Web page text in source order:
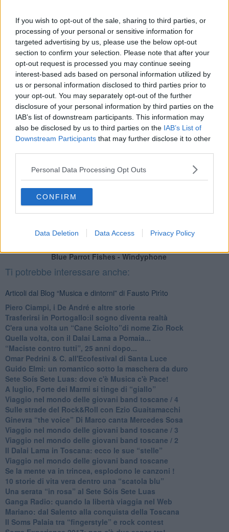
If you wish to opt-out of the sale, sharing to third parties, or
processing of your personal or sensitive information for
targeted advertising by us, please use the below opt-out
section to confirm your selection. Please note that after your
opt-out request is processed you may continue seeing
interest-based ads based on personal information utilized by
us or personal information disclosed to third parties prior to
your opt-out. You may separately opt-out of the further
disclosure of your personal information by third parties on the
IAB’s list of downstream participants. This information may
also be disclosed by us to third parties on the IAB’s List of
Downstream Participants that may further disclose it to other
Personal Data Processing Opt Outs
CONFIRM
Data Deletion Data Access Privacy Policy
Blue Parrot Fishes - Questa Canzone Parla Degli Amici
Blue Parrot Fishes - Windyphone
Ti potrebbe interessare anche:
Articoli dal Blog “Musica e dintorni” di Fausto Pirìto
​Piero Ciampi, i De André e altre storie
​Trasferirsi in Portogallo:il sogno diventa realtà
​C'era una volta un “Cane Sciolto”di nome Zio Rock
Quella volta, con il Dalai Lama a Pomaia...
​“Maciste contro tutti”, 25 anni dopo...
​Omar Pedrini & C. all'Ecofestival di Santa Luce
Guido Elmi: un romantico sotto la maschera da duro
Sete Soís Sete Luas: dove c'è Musica c'è Pace!
​A luglio, Forte dei Marmi si tinge di “giallo”
Viaggio nel mondo delle giovani band toscane / 4
Sulle strade del Rock&Roll con Ezio Guaitamacchi
​Ginevra “the voice” Di Marco canta Mercedes Sosa
Viaggio nel mondo delle giovani band toscane / 3
​Viaggio nel mondo delle giovani band toscane / 2
Il Dalai Lama in Toscana: ecco le sue “stelle”
Viaggio nel mondo delle giovani band toscane
Se la mente va in trincea, esplodono le canzoni !
​10 storie di vita vera dentro una “scatola blu”
​Una serata “in rosa” al Sete Sóis Sete Luas
Ganga Radio: quando la libertà viaggia nel Web
Mariano: dal Salento alla conquista della Toscana
​Il Soms Palaia tra “fingerstyle” e rock contest